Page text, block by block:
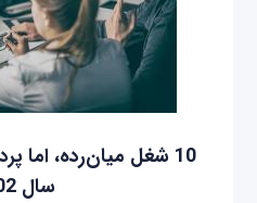
10 شغل میان‌رده، اما
سال 1402